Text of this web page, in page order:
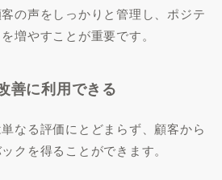
の声をしっかりと管理し、ポジテ
増やすことが重要です。
善に利用できる
なる評価にとどまらず、顧客から
クを得ることができます。